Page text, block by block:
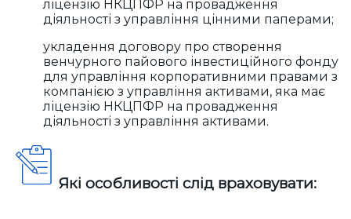
ліцензію НКЦПФР на провадження
діяльності з управління цінними паперами;
укладення договору про створення
венчурного пайового інвестиційного фонду
для управління корпоративними правами з
компанією з управління активами, яка має
ліцензію НКЦПФР на провадження
діяльності з управління активами.
Які особливості слід враховувати: